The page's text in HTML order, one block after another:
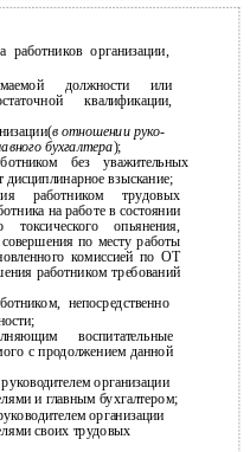
организации,
должности или
квалификации,
в отношении руко-
бухгалтера);
без уважительных
взыскание;
работником трудовых
на работе в состоянии
токсического опьянения,
по месту работы
комиссией по ОТ
работником требований
непосредственно
воспитательные
с продолжением данной
организации
и главным бухгалтером;
организации
своих трудовых